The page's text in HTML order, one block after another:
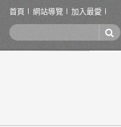
首頁 網站導覽 加入最愛